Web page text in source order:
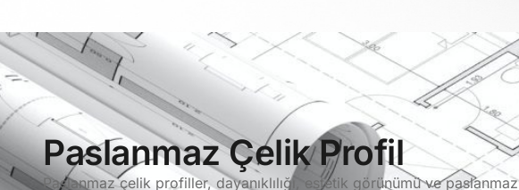
Paslanmaz Çelik Profil
Paslanmaz çelik profiller, dayanıklılığı, estetik görünümü ve paslanmaz